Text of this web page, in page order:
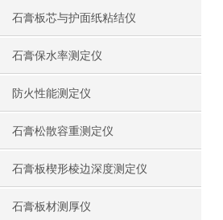
石膏板芯与护面纸粘结仪
石膏保水率测定仪
防火性能测定仪
石膏松散容重测定仪
石膏板楔形棱边深度测定仪
石膏板材测厚仪